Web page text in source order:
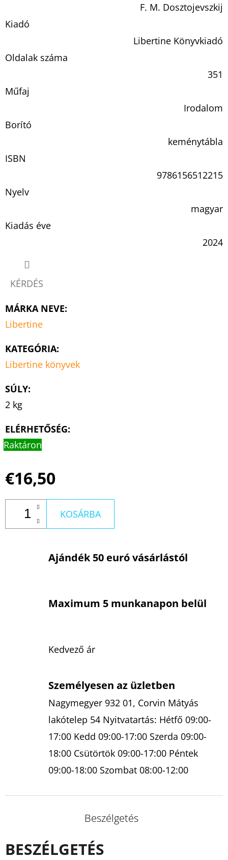
F. M. Dosztojevszkij
Kiadó
Libertine Könyvkiadó
Oldalak száma
351
Műfaj
Irodalom
Borító
keménytábla
ISBN
9786156512215
Nyelv
magyar
Kiadás éve
2024
KÉRDÉS
MÁRKA NEVE:
Libertine
KATEGÓRIA:
Libertine könyvek
SÚLY:
2 kg
ELÉRHETŐSÉG:
Raktáron
€16,50
KOSÁRBA
Ajándék 50 euró vásárlástól
Maximum 5 munkanapon belül
Kedvező ár
Személyesen az üzletben
Nagymegyer 932 01, Corvin Mátyás
lakótelep 54 Nyitvatartás: Hétfő 09:00-
17:00 Kedd 09:00-17:00 Szerda 09:00-
18:00 Csütörtök 09:00-17:00 Péntek
09:00-18:00 Szombat 08:00-12:00
Beszélgetés
BESZÉLGETÉS